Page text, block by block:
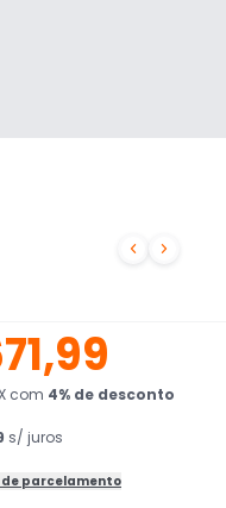
 
com 4% de desconto
s/ juros
parcelamento